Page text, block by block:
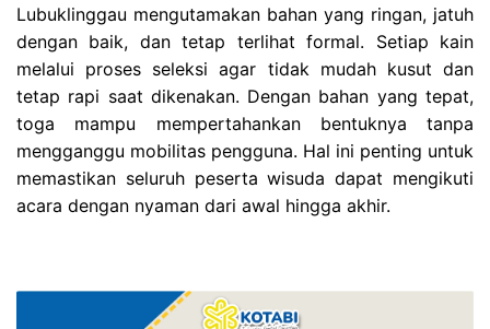
Lubuklinggau mengutamakan bahan yang ringan, jatuh
dengan baik, dan tetap terlihat formal. Setiap kain
melalui proses seleksi agar tidak mudah kusut dan
tetap rapi saat dikenakan. Dengan bahan yang tepat,
toga mampu mempertahankan bentuknya tanpa
mengganggu mobilitas pengguna. Hal ini penting untuk
memastikan seluruh peserta wisuda dapat mengikuti
acara dengan nyaman dari awal hingga akhir.